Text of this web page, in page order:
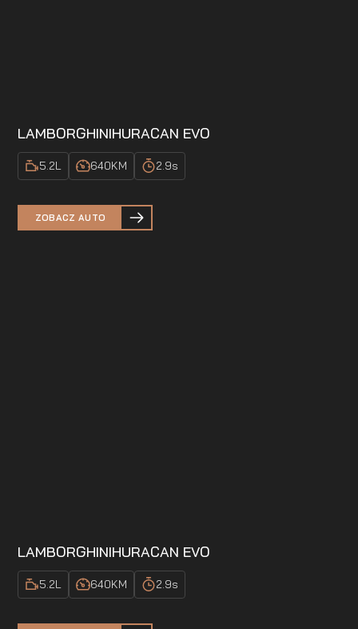
LAMBORGHINIHURACAN EVO
5.2L 640KM 2.9s
ZOBACZ AUTO
LAMBORGHINIHURACAN EVO
5.2L 640KM 2.9s